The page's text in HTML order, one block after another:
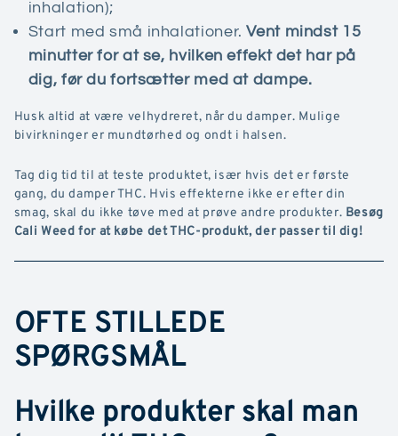
inhalation);
Start med små inhalationer.Vent mindst 15
minutter for at se, hvilken effekt det har på
dig, før du fortsætter med at dampe.
Husk altid at være velhydreret, når du damper. Mulige
bivirkninger er mundtørhed og ondt i halsen.
Tag dig tid til at teste produktet, især hvis det er første
gang, du damper THC. Hvis effekterne ikke er efter din
smag, skal du ikke tøve med at prøve andre produkter. Besøg
Cali Weed for at købe det THC-produkt, der passer til dig!
OFTE STILLEDE
SPØRGSMÅL
Hvilke produkter skal man